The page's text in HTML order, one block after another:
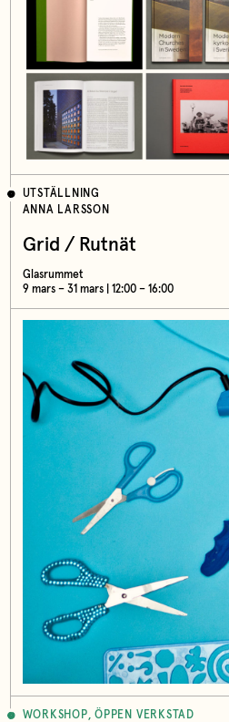
UTSTÄLLNING
ANNA LARSSON
Grid / Rutnät
Glasrummet
9 mars – 31 mars | 12:00 – 16:00
WORKSHOP, ÖPPEN VERKSTAD